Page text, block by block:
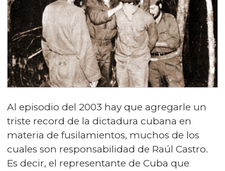
Al episodio del 2003 hay que agregarle un
triste record de la dictadura cubana en
materia de fusilamientos, muchos de los
cuales son responsabilidad de Raúl Castro.
Es decir, el representante de Cuba que